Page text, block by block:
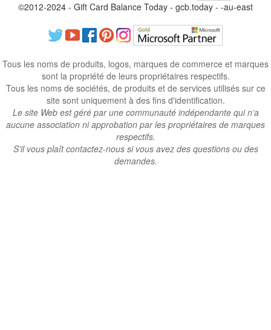
©2012-2024 - Gift Card Balance Today - gcb.today - -au-east
Tous les noms de produits, logos, marques de commerce et marques
sont la propriété de leurs propriétaires respectifs.
Tous les noms de sociétés, de produits et de services utilisés sur ce
site sont uniquement à des fins d'identification.
Le site Web est géré par une communauté indépendante qui n’a
aucune association ni approbation par les propriétaires de marques
respectifs.
S’il vous plaît contactez-nous si vous avez des questions ou des
demandes.